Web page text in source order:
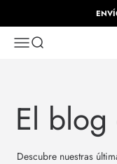
Abrir menú de
Abrir búsqueda
El
Descubre nuestras